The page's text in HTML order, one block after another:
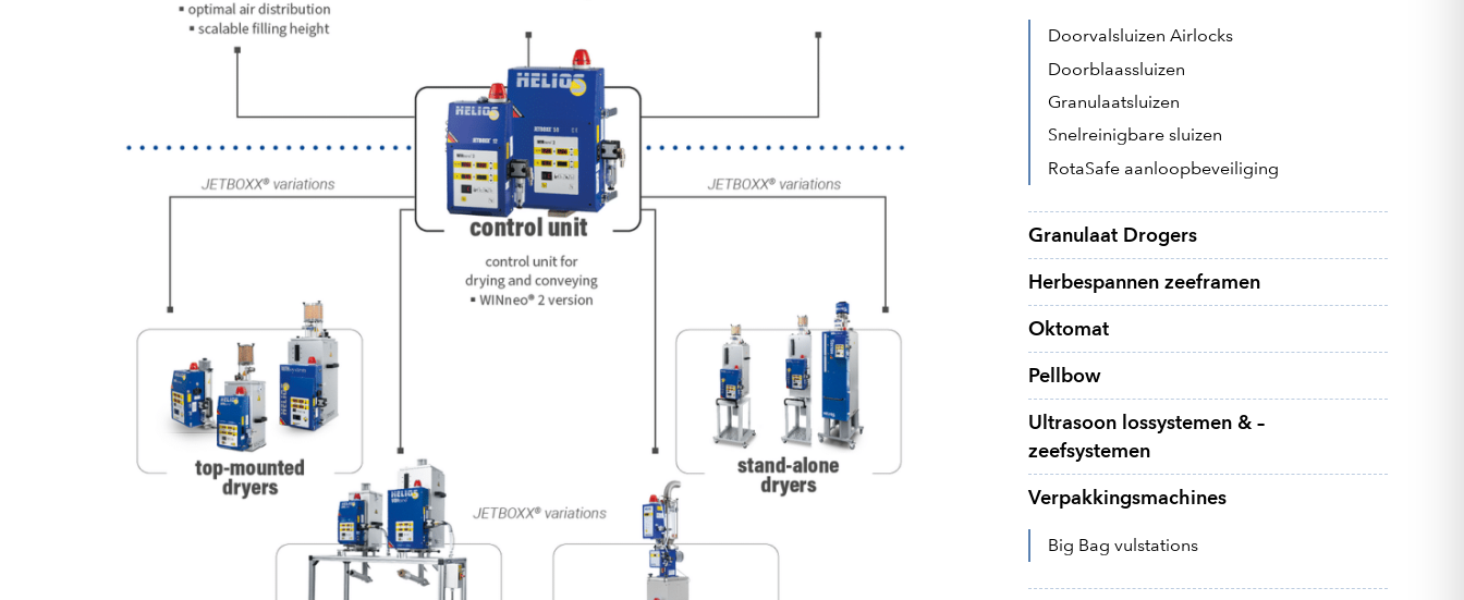
Doorvalsluizen Airlocks
Doorblaassluizen
Granulaatsluizen
Snelreinigbare sluizen
RotaSafe aanloopbeveiliging
Granulaat Drogers
Herbespannen zeeframen
Oktomat
Pellbow
Ultrasoon lossystemen & –
zeefsystemen
Verpakkingsmachines
Big Bag vulstations